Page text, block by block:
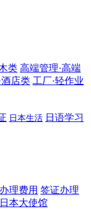
类 高端管理·高端
酒店类 工厂·轻作业
日本生活 日语学习
理费用 签证办理
本大使馆